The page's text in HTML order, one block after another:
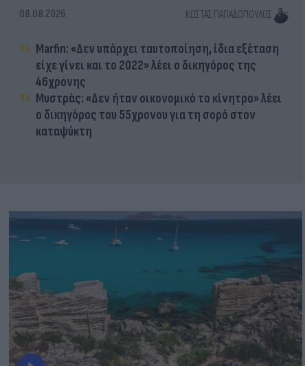
08.08.2026 ΚΏΣΤΑΣ ΠΑΠΑΔΌΠΟΥΛΟΣ
Marfin: «Δεν υπάρχει ταυτοποίηση, ίδια εξέταση
είχε γίνει και το 2022» λέει ο δικηγόρος της
46χρονης
Μυστράς: «Δεν ήταν οικονομικό το κίνητρο» λέει
ο δικηγόρος του 55χρονου για τη σορό στον
καταψύκτη